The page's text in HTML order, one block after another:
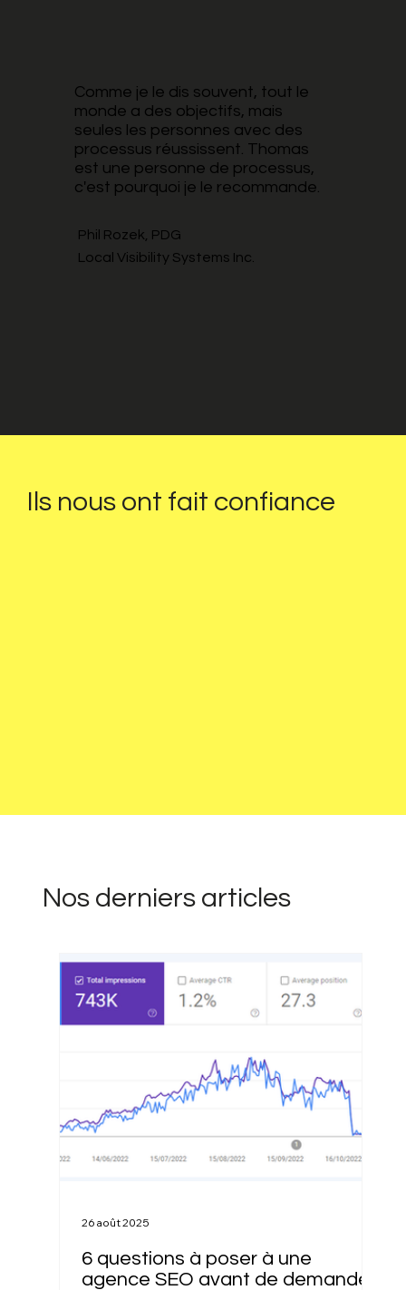
Comme je le dis souvent, tout le
monde a des objectifs, mais
seules les personnes avec des
processus réussissent. Thomas
est une personne de processus,
c'est pourquoi je le recommande.
Phil Rozek, PDG
Local Visibility Systems Inc.
Ils nous ont fait confiance
6 questions à poser à une
agence SEO avant de demander
26 août 2025
Nos derniers articles